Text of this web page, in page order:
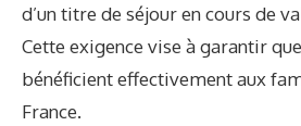
d’un titre de séjour en cours de
Cette exigence vise à garantir
bénéficient effectivement aux
France.